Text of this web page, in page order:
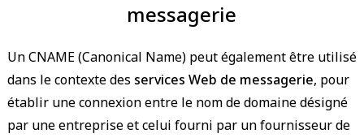
messagerie
Un CNAME (Canonical Name) peut également être utilisé
dans le contexte des services Web de messagerie, pour
établir une connexion entre le nom de domaine désigné
par une entreprise et celui fourni par un fournisseur de